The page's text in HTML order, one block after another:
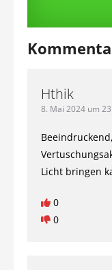
Hthik
8. Mai 2024 um
Licht bringen
0
0